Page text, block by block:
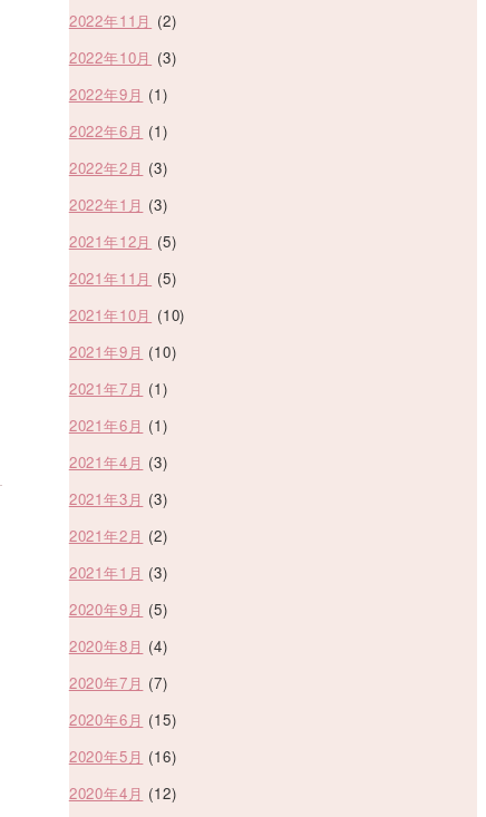
2022年11月 (2)
2022年10月 (3)
2022年9月 (1)
2022年6月 (1)
2022年2月 (3)
2022年1月 (3)
2021年12月 (5)
2021年11月 (5)
2021年10月 (10)
2021年9月 (10)
2021年7月 (1)
2021年6月 (1)
2021年4月 (3)
2021年3月 (3)
2021年2月 (2)
2021年1月 (3)
2020年9月 (5)
2020年8月 (4)
2020年7月 (7)
2020年6月 (15)
2020年5月 (16)
2020年4月 (12)